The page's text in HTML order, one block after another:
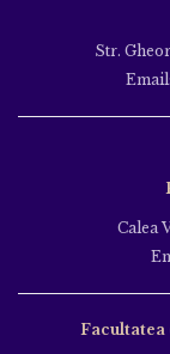
Str.
Calea
Facultatea